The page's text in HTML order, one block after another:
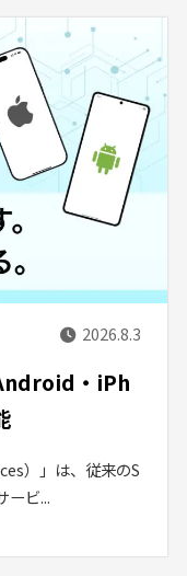
2026.8.3
・iPh
）」は、従来のS
ービ...